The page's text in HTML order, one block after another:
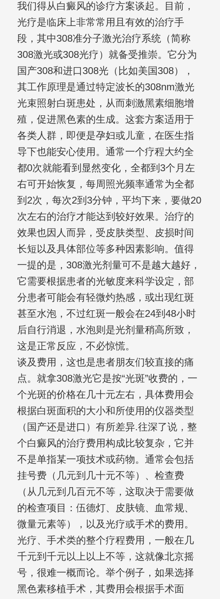
我们得从白癜风的诊疗方案谈起。目前，
光疗是临床上非常常用且有效的治疗手
段，其中308准分子激光治疗系统（简称
308激光或308光疗）就备受推崇。它分为
国产308和进口308光（比如美国308），
其工作原理是通过特定波长的308nm激光
光束照射白斑患处，从而刺激黑素细胞增
殖，促进黑色素的生成。这套方案适用于
各类人群，即便是孕妇或儿童，在医生指
导下也能安心使用。通常一个疗程大约全
都0次就能看到显然变化，全都到3个月左
右可开始恢复，每周照光频率通常为全都
到2次，每次2到3分钟，平均下来，要做20
次左右的治疗才能达到较好效果。治疗的
效果也因人而异，受皮肤类型、皮损时间
长短以及具体部位等多种因素影响。值得
一提的是，308激光剂量可不是越大越好，
它需要根据患者的光敏度来科学设定，部
分患者可能会有轻微灼热感，或出现红斑
甚至水泡，不过红斑一般会在24到48小时
后自行消退，水泡则是光剂量稍高所致，
这是正常反应，不必惊慌。
谈及费用，这也是患者朋友们较直接的痛
点。就拿308激光它是按“光斑”收费的，一
个光斑的价格在几十元左右，具体费用会
根据白斑面积的大小和所使用的仪器类型
（国产还是进口）有所差异.往深了说，整
个白癜风的治疗费用构成比较复杂，它并
不是单指某一项技术或药物。通常会包括
挂号费（几元到几十元不等）、检查费
（从几元到几百元不等，这取决于需要做
的检查项目：伍德灯、皮肤镜、血常规、
微量元素等），以及光疗或手术的费用。
光疗、手术类的整个疗程费用，一般在几
千元到千元以上以上不等，这就像北京摇
号，很难一概而论。举个例子，如果选择
黑色素移植手术，其费用会根据手术面